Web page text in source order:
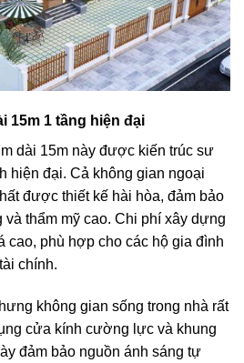
15m 1 tầng hiện đại
dài 15m này được kiến trúc sư
hiện đại. Cả không gian ngoại
được thiết kế hài hòa, đảm bảo
thẩm mỹ cao. Chi phí xây dựng
cao, phù hợp cho các hộ gia đình
chính.
không gian sống trong nhà rất
cửa kính cường lực và khung
đảm bảo nguồn ánh sáng tự